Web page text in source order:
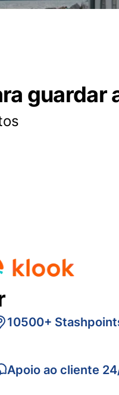
guardar
10500+
Apoio ao cliente